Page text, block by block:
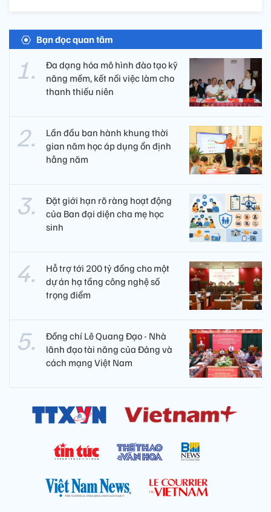
Bạn đọc quan tâm
Đa dạng hóa mô hình đào tạo kỹ
năng mềm, kết nối việc làm cho
thanh thiếu niên
Lần đầu ban hành khung thời
gian năm học áp dụng ổn định
hằng năm
Đặt giới hạn rõ ràng hoạt động
của Ban đại diện cha mẹ học
sinh
Hỗ trợ tới 200 tỷ đồng cho một
dự án hạ tầng công nghệ số
trọng điểm
Đồng chí Lê Quang Đạo - Nhà
lãnh đạo tài năng của Đảng và
cách mạng Việt Nam​